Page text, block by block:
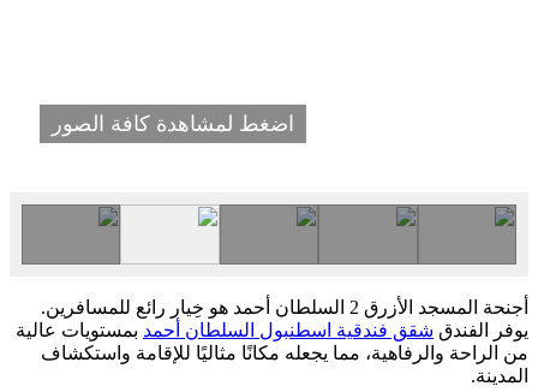
اضغط لمشاهدة كافة الصور
أجنحة المسجد الأزرق 2 السلطان أحمد هو خِيار رائع للمسافرين.
يوفر الفندق شقق فندقية اسطنبول السلطان أحمد بمستويات عالية
من الراحة والرفاهية، مما يجعله مكانًا مثاليًا للإقامة واستكشاف
المدينة.